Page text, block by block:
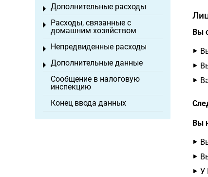
Вы
Вы
У
Дополнительные расходы
Toggle menu
Расходы, связанные с
домашним хозяйством
Toggle menu
Непредвиденные расходы
Toggle menu
Дополнительные данные
Toggle menu
Сообщение в налоговую
инспекцию
Конец ввода данных